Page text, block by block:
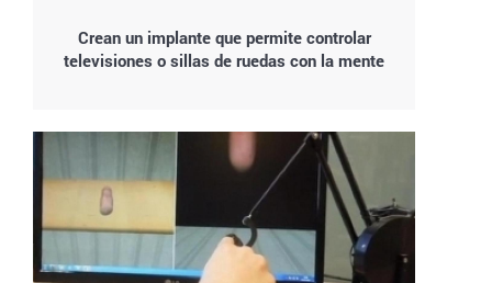
Crean un implante que permite controlar
televisiones o sillas de ruedas con la mente